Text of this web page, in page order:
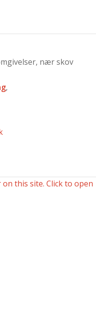
nær skov
,
this site. Click to open